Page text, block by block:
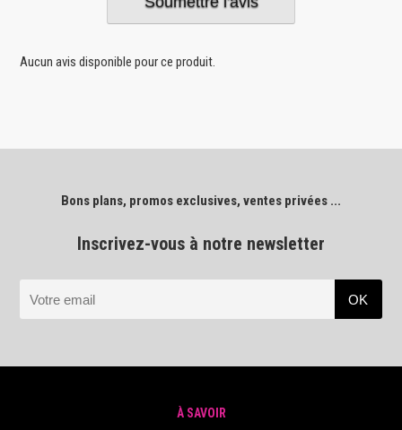
Aucun avis disponible pour ce produit.
Bons plans, promos exclusives, ventes privées ...
Inscrivez-vous à notre newsletter
À SAVOIR